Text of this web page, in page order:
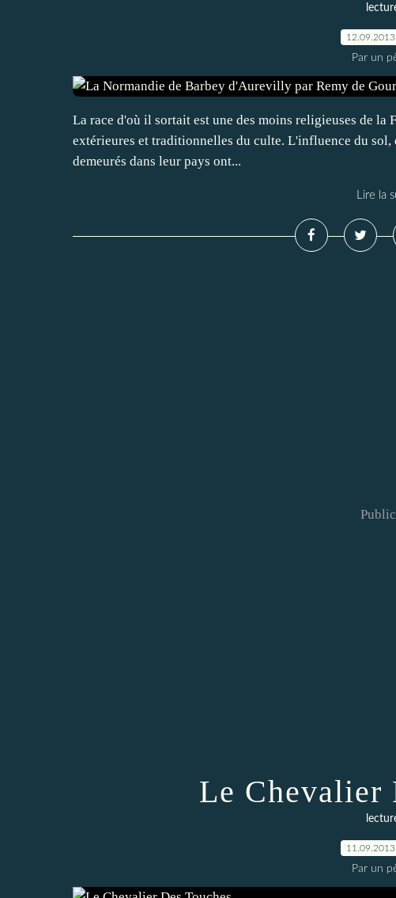
12.09.2013
Par un
La race d'où il sortait est une des moins religieuses de la
extérieures et traditionnelles du culte. L'influence du
demeurés dans leur pays ont...
Lire la
Le Chevalier
11.09.2013
Par un